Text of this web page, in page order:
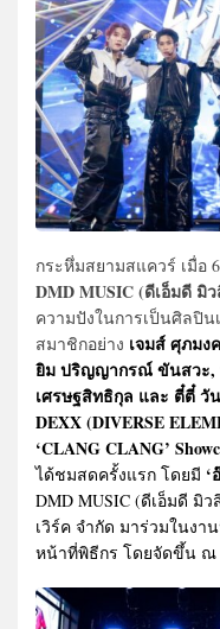
กระหึ่มสยามสแควร์ เมื่อ
DMD MUSIC (ดีเอ็มดี มิ
ความปังในการเป็นศิลปิน
สมาชิกอย่าง เจมส์ ศุภมง
ยิม ปริญญากรณ์ ขันสวะ,
เศรษฐสิทธิกุล และ ตี๋ตี๋
DEXX (DIVERSE
‘CLANG CLANG’
ได้ชมสดครั้งแรก โดยมี
DMD MUSIC (ดีเอ็มดี มิ
เวิร์ค จำกัด มาร่วมในงา
หน้าที่พิธีกร โดยจัดขึ้น ณ